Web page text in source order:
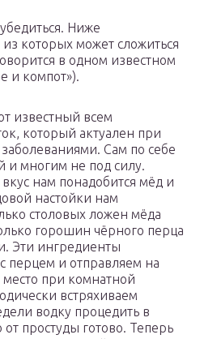
Ниже
которых может сложиться
в одном известном
и компот»).
известный всем
который актуален при
Сам по себе
и многим не под силу.
нам понадобится мёд и
настойки нам
столовых ложен мёда
горошин чёрного перца
Эти ингредиенты
перцем и отправляем на
при комнатной
встряхиваем
водку процедить в
простуды готово. Теперь